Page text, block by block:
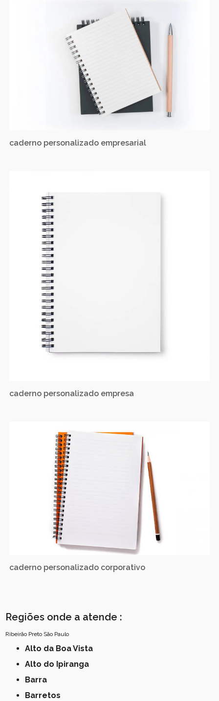
caderno personalizado empresarial
caderno personalizado empresa
caderno personalizado corporativo
Regiões onde a atende :
Ribeirão Preto São Paulo
Alto da Boa Vista
Alto do Ipiranga
Barra
Barretos